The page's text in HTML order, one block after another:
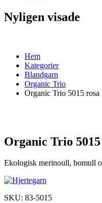
Nyligen visade
Hem
Kategorier
Blandgarn
Organic Trio
Organic Trio 5015 rosa
Organic Trio 5015
Ekologisk merinoull, bomull
SKU: 83-5015